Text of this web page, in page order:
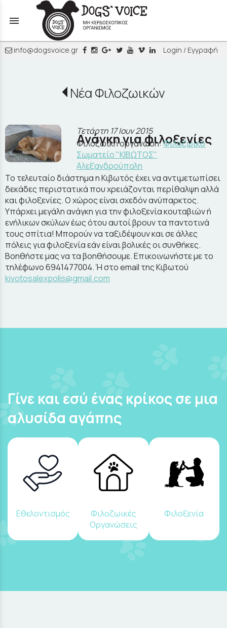
menu
info@dogsvoice.gr Login / Εγγραφή
Νέα Φιλοζωικών
Ανάγκη για φιλοξενίες
Τετάρτη 17 Ιουν 2015
Φιλοζωική οργάνωση:Φιλοζωικό
Σωματείο "ΚΙΒΩΤΟΣ"
Αλεξανδρούπολη
Το τελευταίο διάστημα η Κιβωτός έχει να αντιμετωπίσει
δεκάδες περιστατικά που χρειάζονται περίθαλψη αλλά
και φιλοξενίες. Ο χώρος είναι σχεδόν ανύπαρκτος.
Υπάρχει μεγάλη ανάγκη για την φιλοξενία κουταβιών ή
ενήλικων σκύλων έως ότου αυτοί βρουν τα παντοτινά
τους σπίτια! Μπορούν να ταξιδέψουν και σε άλλες
πόλεις για φιλοξενία εάν είναι βολικές οι συνθήκες.
Βοηθήστε μας να τα βοηθήσουμε. Επικοινωνήστε με το
τηλέφωνο 6941477004. Ή στο email της Κιβωτού
kivotosalexpolis@gmail.com
Γίνε και εσύ ένας κρίκος σε μια
αλυσίδα αγάπης
Εθελοντισμός
Φιλοζωικές
Οργανώσεις
Φιλοξενία